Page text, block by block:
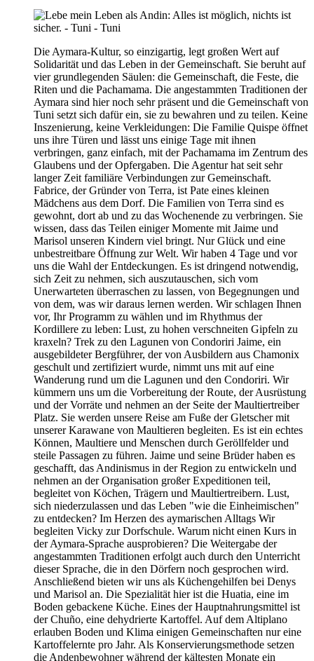
Die Aymara-Kultur, so einzigartig, legt großen Wert auf
Solidarität und das Leben in der Gemeinschaft. Sie beruht auf
vier grundlegenden Säulen: die Gemeinschaft, die Feste, die
Riten und die Pachamama. Die angestammten Traditionen der
Aymara sind hier noch sehr präsent und die Gemeinschaft von
Tuni setzt sich dafür ein, sie zu bewahren und zu teilen. Keine
Inszenierung, keine Verkleidungen: Die Familie Quispe öffnet
uns ihre Türen und lässt uns einige Tage mit ihnen
verbringen, ganz einfach, mit der Pachamama im Zentrum des
Glaubens und der Opfergaben. Die Agentur hat seit sehr
langer Zeit familiäre Verbindungen zur Gemeinschaft.
Fabrice, der Gründer von Terra, ist Pate eines kleinen
Mädchens aus dem Dorf. Die Familien von Terra sind es
gewohnt, dort ab und zu das Wochenende zu verbringen. Sie
wissen, dass das Teilen einiger Momente mit Jaime und
Marisol unseren Kindern viel bringt. Nur Glück und eine
unbestreitbare Öffnung zur Welt. Wir haben 4 Tage und vor
uns die Wahl der Entdeckungen. Es ist dringend notwendig,
sich Zeit zu nehmen, sich auszutauschen, sich vom
Unerwarteten überraschen zu lassen, von Begegnungen und
von dem, was wir daraus lernen werden. Wir schlagen Ihnen
vor, Ihr Programm zu wählen und im Rhythmus der
Kordillere zu leben: Lust, zu hohen verschneiten Gipfeln zu
kraxeln? Trek zu den Lagunen von Condoriri Jaime, ein
ausgebildeter Bergführer, der von Ausbildern aus Chamonix
geschult und zertifiziert wurde, nimmt uns mit auf eine
Wanderung rund um die Lagunen und den Condoriri. Wir
kümmern uns um die Vorbereitung der Route, der Ausrüstung
und der Vorräte und nehmen an der Seite der Maultiertreiber
Platz. Sie werden unsere Reise am Fuße der Gletscher mit
unserer Karawane von Maultieren begleiten. Es ist ein echtes
Können, Maultiere und Menschen durch Geröllfelder und
steile Passagen zu führen. Jaime und seine Brüder haben es
geschafft, das Andinismus in der Region zu entwickeln und
nehmen an der Organisation großer Expeditionen teil,
begleitet von Köchen, Trägern und Maultiertreibern. Lust,
sich niederzulassen und das Leben "wie die Einheimischen"
zu entdecken? Im Herzen des aymarischen Alltags Wir
begleiten Vicky zur Dorfschule. Warum nicht einen Kurs in
der Aymara-Sprache ausprobieren? Die Weitergabe der
angestammten Traditionen erfolgt auch durch den Unterricht
dieser Sprache, die in den Dörfern noch gesprochen wird.
Anschließend bieten wir uns als Küchengehilfen bei Denys
und Marisol an. Die Spezialität hier ist die Huatia, eine im
Boden gebackene Küche. Eines der Hauptnahrungsmittel ist
der Chuño, eine dehydrierte Kartoffel. Auf dem Altiplano
erlauben Boden und Klima einigen Gemeinschaften nur eine
Kartoffelernte pro Jahr. Als Konservierungsmethode setzen
die Andenbewohner während der kältesten Monate ein